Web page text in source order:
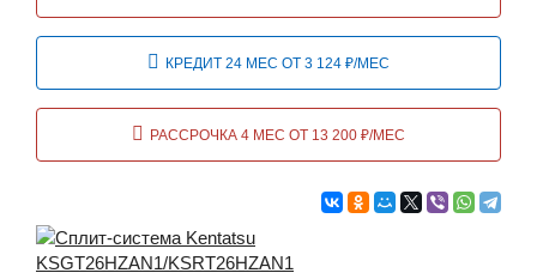
КРЕДИТ 24 МЕС ОТ 3 124 ₽/МЕС
РАССРОЧКА 4 МЕС ОТ 13 200 ₽/МЕС